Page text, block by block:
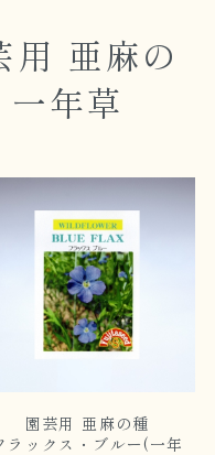
用 亜麻の
年草
園芸用 亜麻の種
ラックス・ブルー(一年